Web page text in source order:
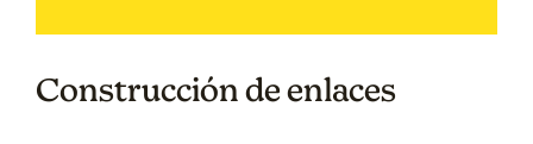
Construcción de enlaces